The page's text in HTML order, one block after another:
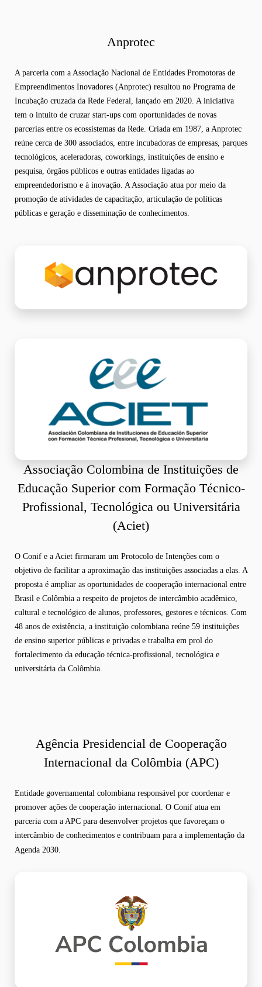
Anprotec
A parceria com a Associação Nacional de Entidades Promotoras de
Empreendimentos Inovadores (Anprotec) resultou no Programa de
Incubação cruzada da Rede Federal, lançado em 2020. A iniciativa
tem o intuito de cruzar start-ups com oportunidades de novas
parcerias entre os ecossistemas da Rede. Criada em 1987, a Anprotec
reúne cerca de 300 associados, entre incubadoras de empresas, parques
tecnológicos, aceleradoras, coworkings, instituições de ensino e
pesquisa, órgãos públicos e outras entidades ligadas ao
empreendedorismo e à inovação. A Associação atua por meio da
promoção de atividades de capacitação, articulação de políticas
públicas e geração e disseminação de conhecimentos.
Associação Colombina de Instituições de
Educação Superior com Formação Técnico-
Profissional, Tecnológica ou Universitária
(Aciet)
O Conif e a Aciet firmaram um Protocolo de Intenções com o
objetivo de facilitar a aproximação das instituições associadas a elas. A
proposta é ampliar as oportunidades de cooperação internacional entre
Brasil e Colômbia a respeito de projetos de intercâmbio acadêmico,
cultural e tecnológico de alunos, professores, gestores e técnicos. Com
48 anos de existência, a instituição colombiana reúne 59 instituições
de ensino superior públicas e privadas e trabalha em prol do
fortalecimento da educação técnica-profissional, tecnológica e
universitária da Colômbia.
Agência Presidencial de Cooperação
Internacional da Colômbia (APC)
Entidade governamental colombiana responsável por coordenar e
promover ações de cooperação internacional. O Conif atua em
parceria com a APC para desenvolver projetos que favoreçam o
intercâmbio de conhecimentos e contribuam para a implementação da
Agenda 2030.